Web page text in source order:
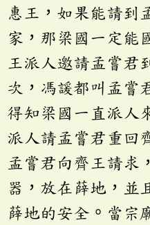
惠王，如果能請到
家，那梁國一定能
王派人邀請孟嘗君
次，馮諼都叫孟嘗
得知梁國一直派人
派人請孟嘗君重回
孟嘗君向齊王請求
器，放在薛地，並
薛地的安全。當宗